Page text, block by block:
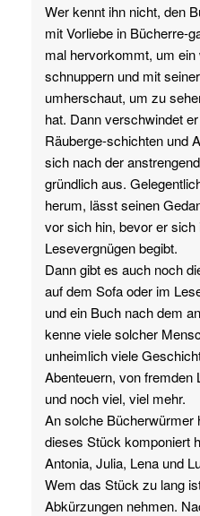
Wer kennt ihn nicht, den
mit Vorliebe in Bücherre-
mal hervorkommt, um
schnuppern und mit
umherschaut, um zu
hat. Dann verschwindet
Räuberge-schichten und
sich nach der
gründlich aus.
herum, lässt seinen
vor sich hin, bevor er
Lesevergnügen begibt.
Dann gibt es auch noch
auf dem Sofa oder im
und ein Buch nach dem
kenne viele solcher
unheimlich viele
Abenteuern, von fremden
und noch viel, viel mehr.
An solche Bücherwürmer
dieses Stück komponiert
Antonia, Julia, Lena und
Wem das Stück zu lang
Abkürzungen nehmen.